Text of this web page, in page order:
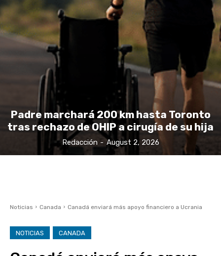
Padre marchará 200 km hasta Toronto
tras rechazo de OHIP a cirugía de su hija
Redacción - August 2, 2026